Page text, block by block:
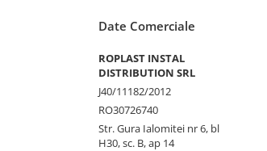
Date Comerciale
ROPLAST INSTAL
DISTRIBUTION SRL
J40/11182/2012
RO30726740
Str. Gura Ialomitei nr 6, bl
H30, sc. B, ap 14